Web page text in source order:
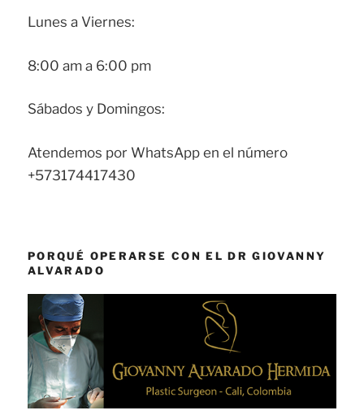
Lunes a Viernes:
8:00 am a 6:00 pm
Sábados y Domingos:
Atendemos por WhatsApp en el número
+573174417430
PORQUÉ OPERARSE CON EL DR GIOVANNY
ALVARADO